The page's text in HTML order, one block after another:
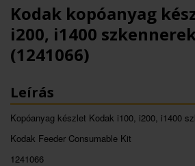
Kodak kopóanyag
i200, i1400
(1241066)
Leírás
Kopóanyag készlet Kodak i100, i200, i1400
Kodak Feeder Consumable Kit
1241066